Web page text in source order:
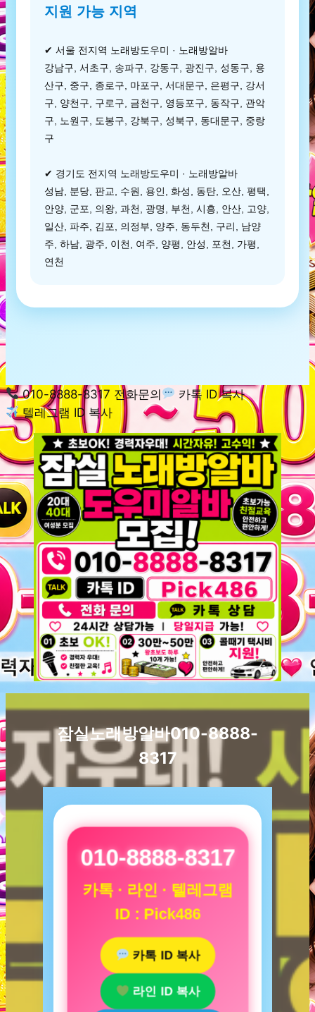
지원 가능 지역
✔ 서울 전지역 노래방도우미 · 노래방알바
강남구, 서초구, 송파구, 강동구, 광진구, 성동구, 용
산구, 중구, 종로구, 마포구, 서대문구, 은평구, 강서
구, 양천구, 구로구, 금천구, 영등포구, 동작구, 관악
구, 노원구, 도봉구, 강북구, 성북구, 동대문구, 중랑
구
✔ 경기도 전지역 노래방도우미 · 노래방알바
성남, 분당, 판교, 수원, 용인, 화성, 동탄, 오산, 평택,
안양, 군포, 의왕, 과천, 광명, 부천, 시흥, 안산, 고양,
일산, 파주, 김포, 의정부, 양주, 동두천, 구리, 남양
주, 하남, 광주, 이천, 여주, 양평, 안성, 포천, 가평,
연천
010-8888-8317 전화문의
카톡 ID 복사
텔레그램 ID 복사
잠실노래방알바010-8888-
8317
010-8888-8317
카톡 · 라인 · 텔레그램
ID : Pick486
카톡 ID 복사
라인 ID 복사